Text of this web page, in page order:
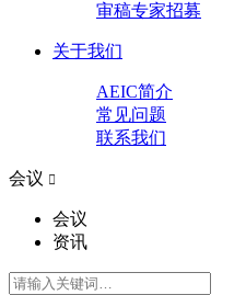
审稿专家招募
关于我们
AEIC简介
常见问题
联系我们
会议 
会议
资讯